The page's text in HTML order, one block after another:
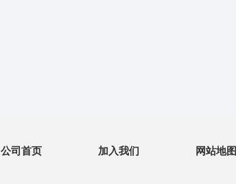
公司首页 加入我们 网站地图